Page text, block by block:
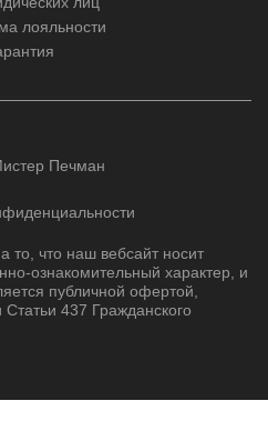
лояльности
Печман
что наш вебсайт носит
ознакомительный характер, и
публичной офертой,
437 Гражданского